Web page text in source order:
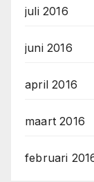
juli 2016
juni 2016
april 2016
maart 2016
februari